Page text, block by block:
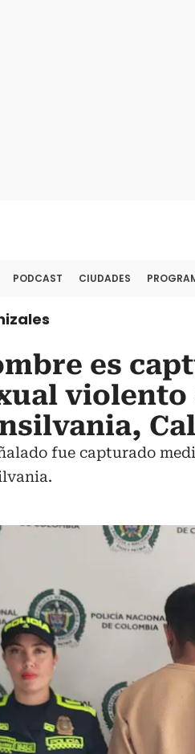
PODCAST CIUDADES
es
fue capturado